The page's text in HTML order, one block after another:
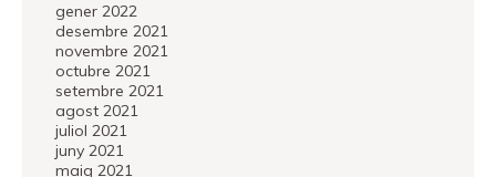
gener 2022
desembre 2021
novembre 2021
octubre 2021
setembre 2021
agost 2021
juliol 2021
juny 2021
maig 2021